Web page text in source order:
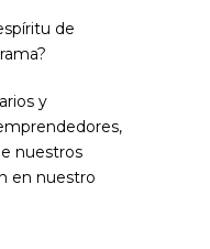
de
y
nuestros
en nuestro